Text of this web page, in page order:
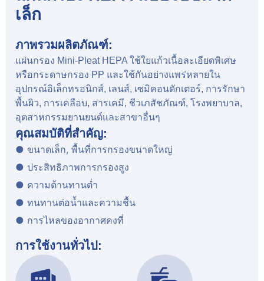
เล็ก
ภาพรวมผลิตภัณฑ์:
แผ่นกรอง Mini-Pleat HEPA ใช้ใยแก้วเนื้อละเอียดพิเศษ
หรือกระดาษกรอง PP และใช้กันอย่างแพร่หลายใน
อุปกรณ์อิเล็กทรอนิกส์, เลนส์, เซมิคอนดักเตอร์, การรักษา
พื้นผิว, การเคลือบ, สารเคมี, ชีวเภสัชภัณฑ์, โรงพยาบาล,
อุตสาหกรรมยานยนต์และสาขาอื่นๆ
คุณสมบัติที่สำคัญ:
● ขนาดเล็ก, พื้นที่การกรองขนาดใหญ่
● ประสิทธิภาพการกรองสูง
● ความต้านทานต่ำ
● ทนทานต่อน้ำและความชื้น
● การไหลของอากาศคงที่
การใช้งานทั่วไป: